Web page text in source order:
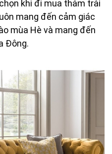
khi đi mua thảm trải
mang đến cảm giác
mùa Hè và mang đến
Đông.